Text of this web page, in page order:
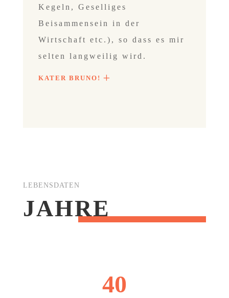
Kegeln, Geselliges
Beisammensein in der
Wirtschaft etc.), so dass es mir
selten langweilig wird.
KATER BRUNO!
LEBENSDATEN
JAHRE
40